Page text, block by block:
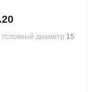
Условный диаметр 15